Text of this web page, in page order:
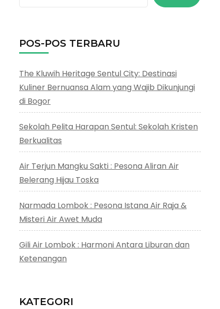
POS-POS TERBARU
The Kluwih Heritage Sentul City: Destinasi
Kuliner Bernuansa Alam yang Wajib Dikunjungi
di Bogor
Sekolah Pelita Harapan Sentul: Sekolah Kristen
Berkualitas
Air Terjun Mangku Sakti : Pesona Aliran Air
Belerang Hijau Toska
Narmada Lombok : Pesona Istana Air Raja &
Misteri Air Awet Muda
Gili Air Lombok : Harmoni Antara Liburan dan
Ketenangan
KATEGORI